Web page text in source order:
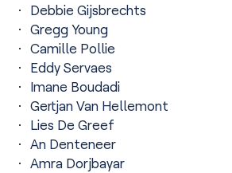
Debbie Gijsbrechts
Gregg Young
Camille Pollie
Eddy Servaes
Imane Boudadi
Gertjan Van Hellemont
Lies De Greef
An Denteneer
Amra Dorjbayar